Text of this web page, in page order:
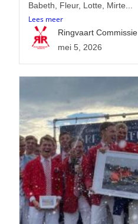
Babeth, Fleur, Lotte, Mirte...
Lees meer
Ringvaart Commissie
mei 5, 2026